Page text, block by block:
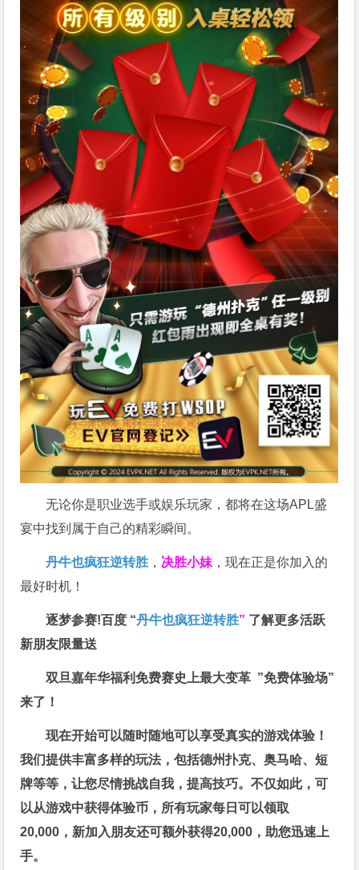
无论你是职业选手或娱乐玩家，都将在这场APL盛
宴中找到属于自己的精彩瞬间。
丹牛也疯狂逆转胜，决胜小妹，现在正是你加入的
最好时机！
逐梦参赛!百度 “丹牛也疯狂逆转胜” 了解更多活跃
新朋友限量送
双旦嘉年华福利免费赛史上最大变革 ”免费体验场”
来了！
现在开始可以随时随地可以享受真实的游戏体验！
我们提供丰富多样的玩法，包括德州扑克、奥马哈、短
牌等等，让您尽情挑战自我，提高技巧。不仅如此， 可
以从游戏中获得体验币，所有玩家每日可以领取
20,000，新加入朋友还可额外获得20,000，助您迅速上
手。